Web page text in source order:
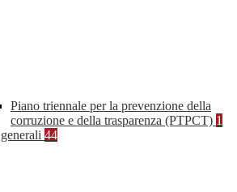
Piano triennale per la prevenzione della
corruzione e della trasparenza (PTPCT) 1
44